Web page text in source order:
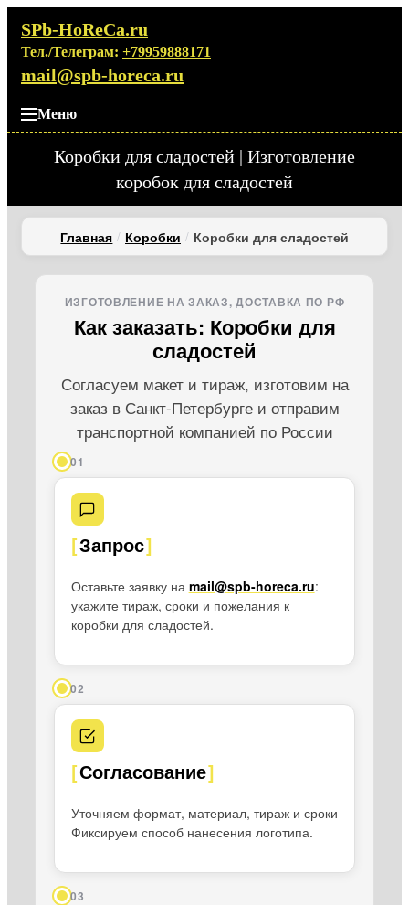
SPb-HoReCa.ru
Тел./Телеграм: +79959888171
mail@spb-horeca.ru
Меню
Коробки для сладостей | Изготовление
коробок для сладостей
Главная Коробки Коробки для сладостей
ИЗГОТОВЛЕНИЕ НА ЗАКАЗ, ДОСТАВКА ПО РФ
Как заказать: Коробки для
сладостей
Согласуем макет и тираж, изготовим на
заказ в Санкт-Петербурге и отправим
транспортной компанией по России
01
Запрос
Оставьте заявку на mail@spb-horeca.ru:
укажите тираж, сроки и пожелания к
коробки для сладостей.
02
Согласование
Уточняем формат, материал, тираж и сроки
Фиксируем способ нанесения логотипа.
03